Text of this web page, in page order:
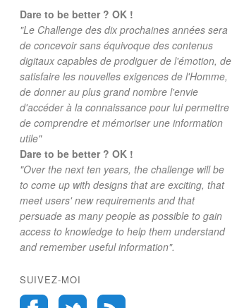
Dare to be better ? OK !
"Le Challenge des dix prochaines années sera
de concevoir sans équivoque des contenus
digitaux capables de prodiguer de l'émotion, de
satisfaire les nouvelles exigences de l'Homme,
de donner au plus grand nombre l'envie
d'accéder à la connaissance pour lui permettre
de comprendre et mémoriser une information
utile"
Dare to be better ? OK !
"Over the next ten years, the challenge will be
to come up with designs that are exciting, that
meet users' new requirements and that
persuade as many people as possible to gain
access to knowledge to help them understand
and remember useful information".
SUIVEZ-MOI